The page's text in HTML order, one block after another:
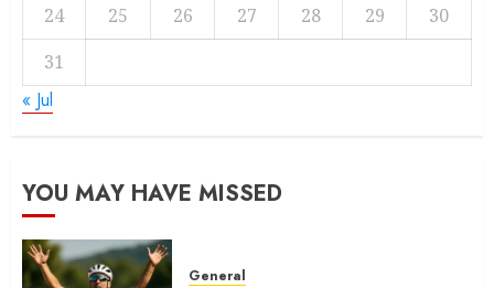
24
25 26 27 28 29
30
31
« Jul
YOU MAY HAVE MISSED
General